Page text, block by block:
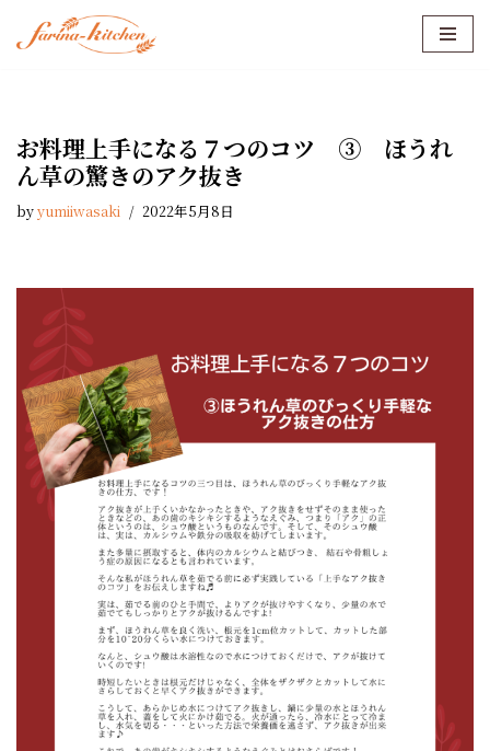
ツ
へ
ス
キ
お料理上手になる７つのコツ ③ ほうれ
ん草の驚きのアク抜き
byyumiiwasaki 2022年5月8日